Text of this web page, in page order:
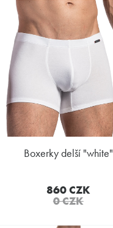
boxerky delší "white"
860 CZK
0 CZK